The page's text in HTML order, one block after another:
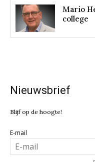
Mario
college
Nieuwsbrief
Blijf op de hoogte!
E-mail